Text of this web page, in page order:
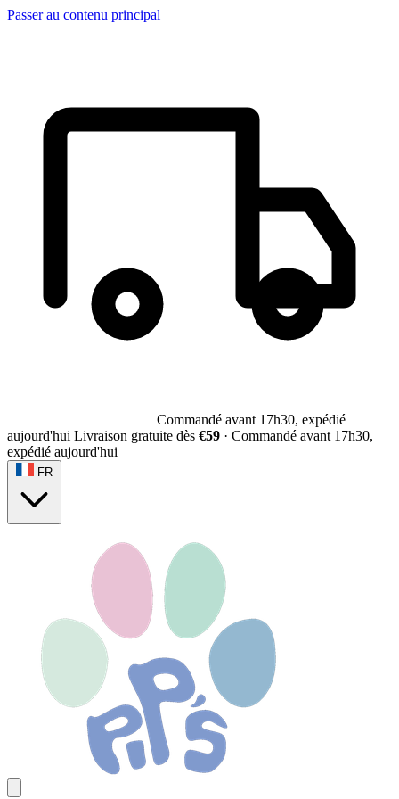
Passer au contenu principal
Commandé avant 17h30, expédié
aujourd'hui Livraison gratuite dès €59 · Commandé avant 17h30,
expédié aujourd'hui
FR